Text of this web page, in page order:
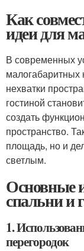
Как
идеи для
В современных
малогабаритных
нехватки
гостиной
создать
пространство.
площадь, но и
светлым.
Основные
спальни и
1.
перегородок